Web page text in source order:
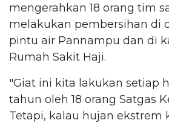
mengerahkan 18 orang tim
melakukan pembersihan di
pintu air Pannampu dan di
Rumah Sakit Haji.
"Giat ini kita lakukan setiap
tahun oleh 18 orang Satgas
Tetapi, kalau hujan ekstrem